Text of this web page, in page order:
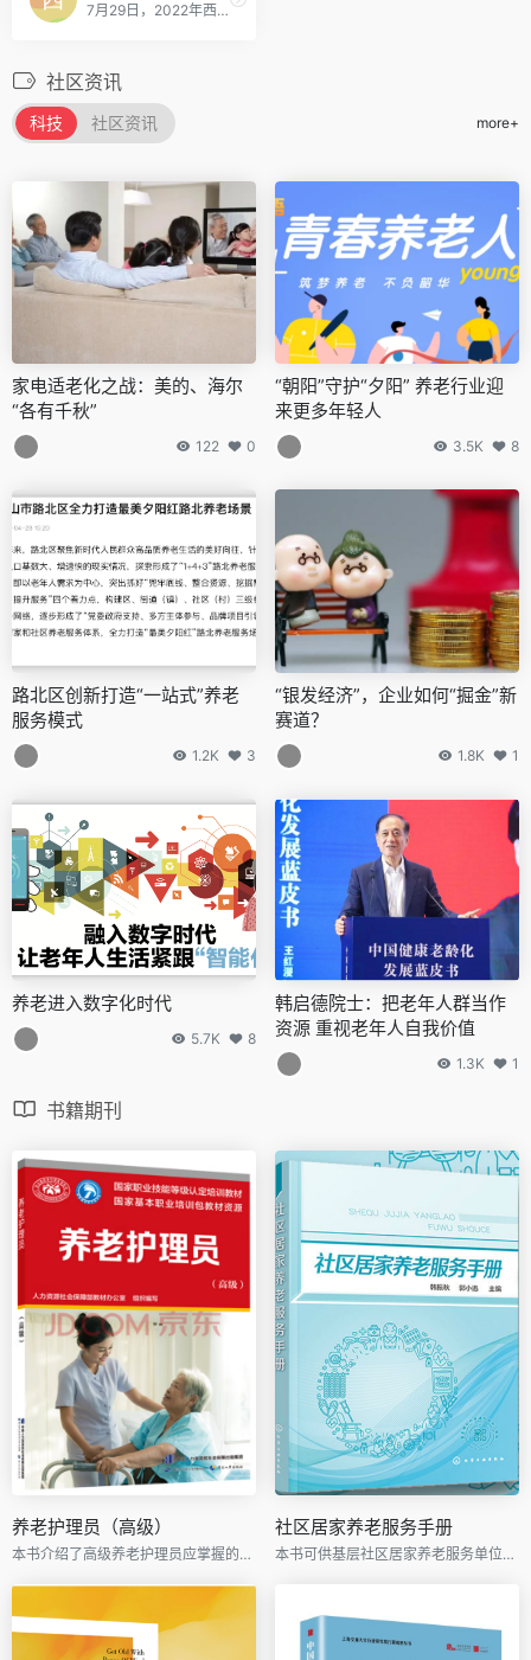
7月29日，2022年西安市养老服务合作交流会在西安市临潼区成功举办。本次活动以“共建基本养老服务体系，谱写幸福西安美好愿景”为主题，由西安市民政局主办，西安高新地产承办，西安市投资合作局、西安市临潼区民政局、广州市保利锦汉展览有限公司协办。会议邀请了18家养老服务企业、养老服务机构、康养房产企业负责人约50人参会，另有200多家相关企业线上参会，围绕基本养老服务体系构建展开交流与分享。
社区资讯
科技 社区资讯 more+
家电适老化之战：美的、海尔
“各有千秋”
122 0
“朝阳”守护“夕阳” 养老行业迎
来更多年轻人
3.5K 8
路北区创新打造“一站式”养老
服务模式
1.2K 3
“银发经济”，企业如何“掘金”新
赛道？
1.8K 1
养老进入数字化时代
5.7K 8
韩启德院士：把老年人群当作
资源 重视老年人自我价值
1.3K 1
书籍期刊
养老护理员（高级）
本书介绍了高级养老护理员应掌握的理论知识和操作技能
社区居家养老服务手册
本书可供基层社区居家养老服务单位、养老服务机构人员作为培训用书，也可作为高职高专类院校老年服务及相关专业师生的教学用书。